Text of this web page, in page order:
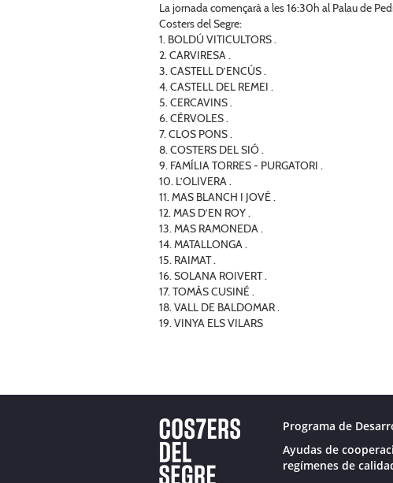
La jornada començarà a les 16:30h al Palau de
Costers del Segre:
1. BOLDÚ VITICULTORS .
2. CARVIRESA .
3. CASTELL D’ENCÚS .
4. CASTELL DEL REMEI .
5. CERCAVINS .
6. CÉRVOLES .
7. CLOS PONS .
8. COSTERS DEL SIÓ .
9. FAMÍLIA TORRES - PURGATORI .
10. L’OLIVERA .
11. MAS BLANCH I JOVÉ .
12. MAS D’EN ROY .
13. MAS RAMONEDA .
14. MATALLONGA .
15. RAIMAT .
16. SOLANA ROIVERT .
17. TOMÀS CUSINÉ .
18. VALL DE BALDOMAR .
19. VINYA ELS VILARS
Programa de
Ayudas de
regímenes de